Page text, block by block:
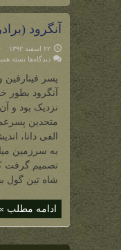
آنگرود
۲۲ اسفند ۱۳۹۲
دیدگاه‌ها برای
فینرود
گالادریل)
بسته
پسر فینارفین
آنگرود بطور
نزدیک بود و
متحدین
الفی دانا،
به سرزمین
تصمیم گرفت
شاه تین گول
ادامه مطلب